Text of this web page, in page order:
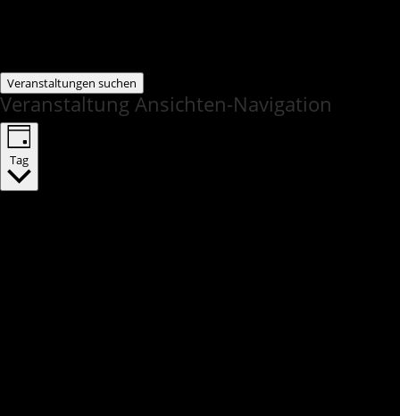
Veranstaltungen suchen
Veranstaltung Ansichten-Navigation
Tag